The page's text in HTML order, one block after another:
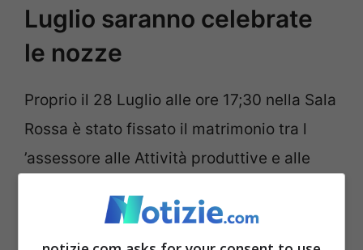
Luglio saranno celebrate
le nozze
Proprio il 28 Luglio alle ore 17;30 nella Sala
Rossa è stato fissato il matrimonio tra l
’assessore alle Attività produttive e alle
Aielli direttore generale e city manager del
Comune, nonché braccio destro del